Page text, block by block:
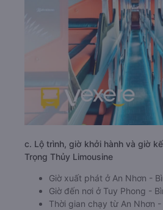
c. Lộ trình, giờ khởi hành và giờ
Trọng Thủy Limousine
Giờ xuất phát ở An Nhơn -
Giờ đến nơi ở Tuy Phong -
Thời gian chạy từ An Nhơn